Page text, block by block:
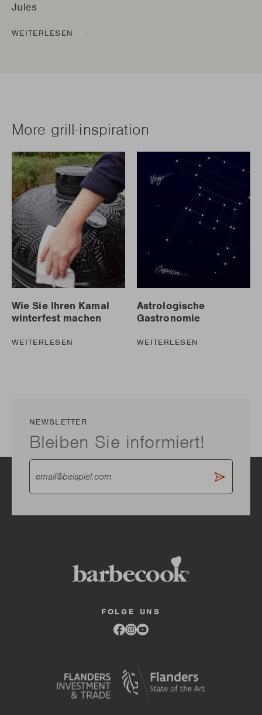
Jules
WEITERLESEN
More grill-inspiration
Wie Sie Ihren Kamal
winterfest machen
WEITERLESEN
Astrologische
Gastronomie
WEITERLESEN
NEWSLETTER
Bleiben Sie informiert!
FOLGE UNS
Link
to
Link
to
Link